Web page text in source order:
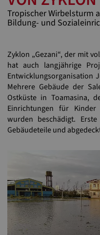
Tropischer Wirbelsturm
Bildung- und
Zyklon „Gezani“, der mit
hat auch langjährige
Entwicklungsorganisation
Mehrere Gebäude der
Ostküste in Toamasina,
Einrichtungen für
wurden beschädigt.
Gebäudeteile und